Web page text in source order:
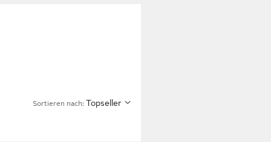
Sortieren nach: Topseller